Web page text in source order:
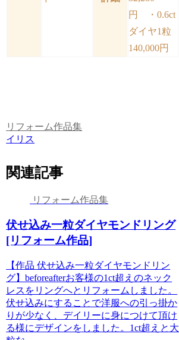
円 ・0.6ct
ダイヤ1粒
140,000円
リフォーム作品集
イリス
関連記事
リフォーム作品集
伏せ込み一粒ダイヤモンドリング
[リフォーム作品]
【作品 伏せ込み一粒ダイヤモンドリン
グ】beforeafterお客様の1ct超えのネック
レスをリングへとリフォームしました。
伏せ込みにすることで洋服への引っ掛か
りが少なく、デイリーに身につけて頂け
る様にデザインをしました。1ct超えと大